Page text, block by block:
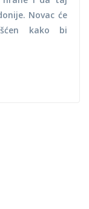
Novac će
kako bi